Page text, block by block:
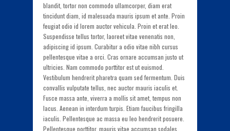
blandit, tortor non commodo ullamcorper, diam erat
tincidunt diam, id malesuada mauris ipsum et ante. Proin
feugiat odio id lorem auctor vehicula. Proin et erat leo.
Suspendisse tellus tortor, laoreet vitae venenatis non,
adipiscing id ipsum. Curabitur a odio vitae nibh cursus
pellentesque vitae a orci. Cras ornare accumsan justo ut
ultricies. Nam commodo porttitor est ut euismod.
Vestibulum hendrerit pharetra quam sed fermentum. Duis
convallis vulputate tellus, nec auctor mauris iaculis et.
Fusce massa ante, viverra a mollis sit amet, tempus non
lacus. Aenean in interdum turpis. Etiam faucibus fringilla
iaculis. Pellentesque ac massa eu leo hendrerit posuere.
Pellentesque porttitor, mauris vitae accumsan sodales,